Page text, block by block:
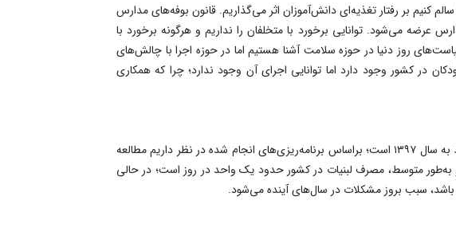
بر رفتار تغذیه‌ای دانش‌آموزان اثر می‌گذاریم. قانون بوفه‌های مدارس
عرضه می‌شود. توانایی برخورد با متخلفان را نداریم و هرگونه برخورد با
روز دنیا در حوزه سلامت آشنا هستیم اما در حوزه اجرا با چالش‌های
در کشور وجود دارد اما توانایی اجرای آن وجود ندارد؛ چرا که همکاری
مدیرکل دفتر بهبود تغذیه جامعه وزارت بهداشت درباره مصرف لبنیات و نوشابه گفت: آخرین داده‌های موجود مربوط به سال ۱۳۹۷ است؛ براساس برنامه‌ریزی‌های انجام شده در نظر داریم مطالعه
متوسط، مصرف لبنیات در کشور حدود یک واحد در روز است؛ در حالی
باشد، سبب بروز مشکلات در سال‌های آینده می‌شود.